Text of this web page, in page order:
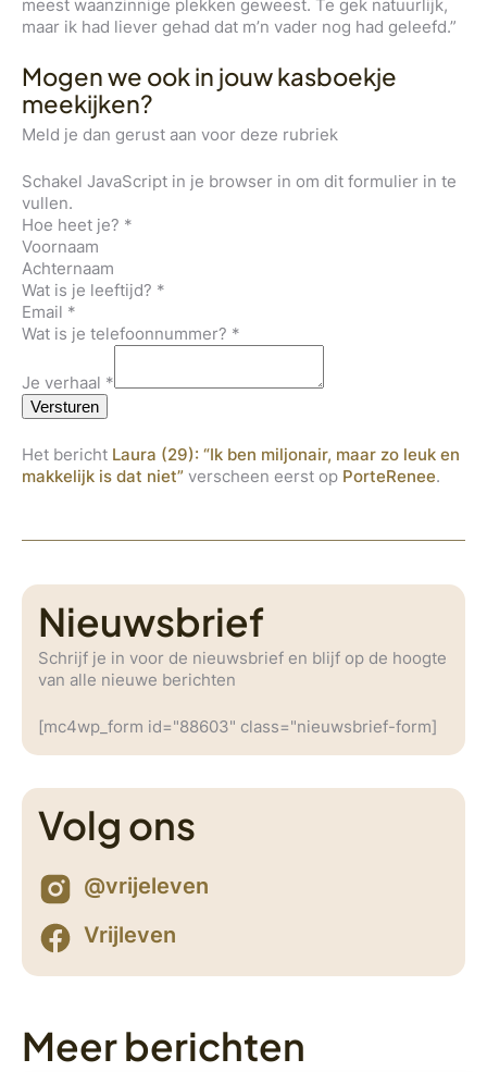
meest waanzinnige plekken geweest. Te gek natuurlijk,
maar ik had liever gehad dat m’n vader nog had geleefd.”
Mogen we ook in jouw kasboekje
meekijken?
Meld je dan gerust aan voor deze rubriek
Schakel JavaScript in je browser in om dit formulier in te
vullen.
Hoe heet je? *
Voornaam
Achternaam
Wat is je leeftijd? *
Email *
Wat is je telefoonnummer? *
Je verhaal *
Versturen
Het bericht Laura (29): “Ik ben miljonair, maar zo leuk en
makkelijk is dat niet” verscheen eerst op PorteRenee.
Nieuwsbrief
Schrijf je in voor de nieuwsbrief en blijf op de hoogte
van alle nieuwe berichten
[mc4wp_form id="88603" class="nieuwsbrief-form]
Volg ons
@vrijeleven
Vrijleven
Meer berichten